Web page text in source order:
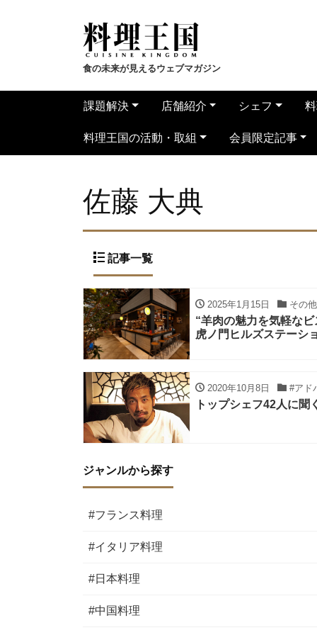
食の未来が見えるウェブマガジン
課題解決 店舗紹介 シェフ
料理王国の活動・取組 会員限定記事
佐藤 大典
記事一覧
2025年1月15日 その他
“羊肉の魅力を気軽な
虎ノ門ヒルズステーシ
2020年10月8日 #アド
トップシェフ42人に
ジャンルから探す
#フランス料理
#イタリア料理
#日本料理
#中国料理